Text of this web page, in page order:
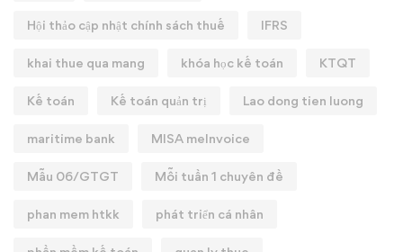
Hội thảo cập nhật chính sách thuế IFRS
khai thue qua mang khóa học kế toán KTQT
Kế toán Kế toán quản trị Lao dong tien luong
maritime bank MISA meInvoice
Mẫu 06/GTGT Mỗi tuần 1 chuyên đề
phan mem htkk phát triển cá nhân